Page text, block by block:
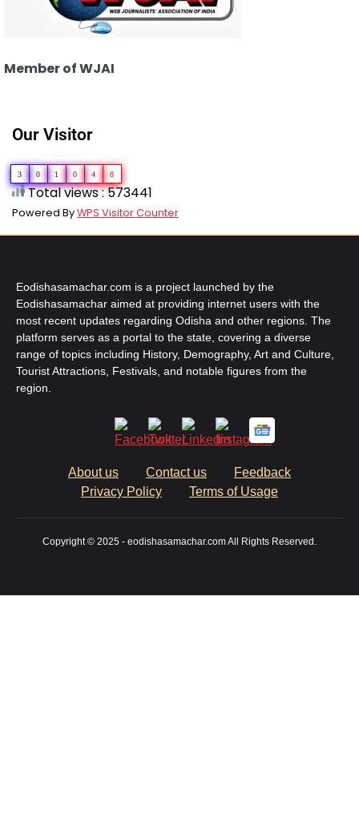
Member of WJAI
Our Visitor
3 0 1 0 4 8
Total views : 573441
Powered ByWPS Visitor Counter
Eodishasamachar.com is a project launched by the
Eodishasamachar aimed at providing internet users with the
most recent updates regarding Odisha and other regions. The
platform serves as a portal to the state, covering a diverse
range of topics including History, Demography, Art and Culture,
Tourist Attractions, Festivals, and notable figures from the
region.
About us Contact us
Feedback
Privacy Policy
Terms of Usage
Copyright © 2025 - eodishasamachar.com All Rights Reserved.